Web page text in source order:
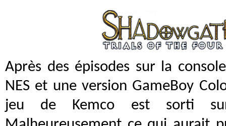
Après des épisodes sur la
NES et une version GameBoy
jeu de Kemco est sorti